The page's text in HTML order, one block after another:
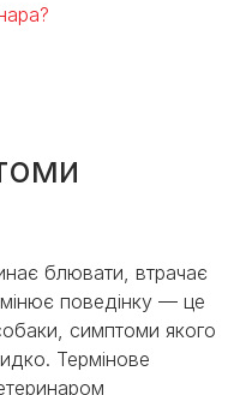
блювати, втрачає
поведінку — це
симптоми якого
Термінове